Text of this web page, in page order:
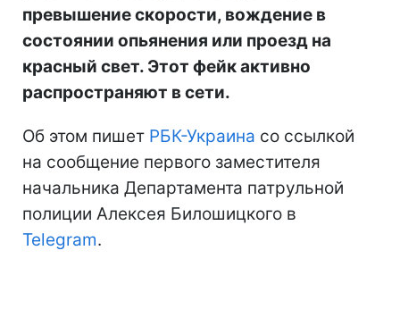
превышение скорости, вождение в
состоянии опьянения или проезд на
красный свет. Этот фейк активно
распространяют в сети.
Об этом пишет РБК-Украина со ссылкой
на сообщение первого заместителя
начальника Департамента патрульной
полиции Алексея Билошицкого в
Telegram.